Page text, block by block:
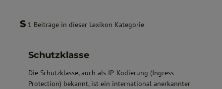
S 1 Beiträge in dieser Lexikon Kategorie
Schutzklasse
Die Schutzklasse, auch als IP-Kodierung (Ingress
Protection) bekannt, ist ein international anerkannter